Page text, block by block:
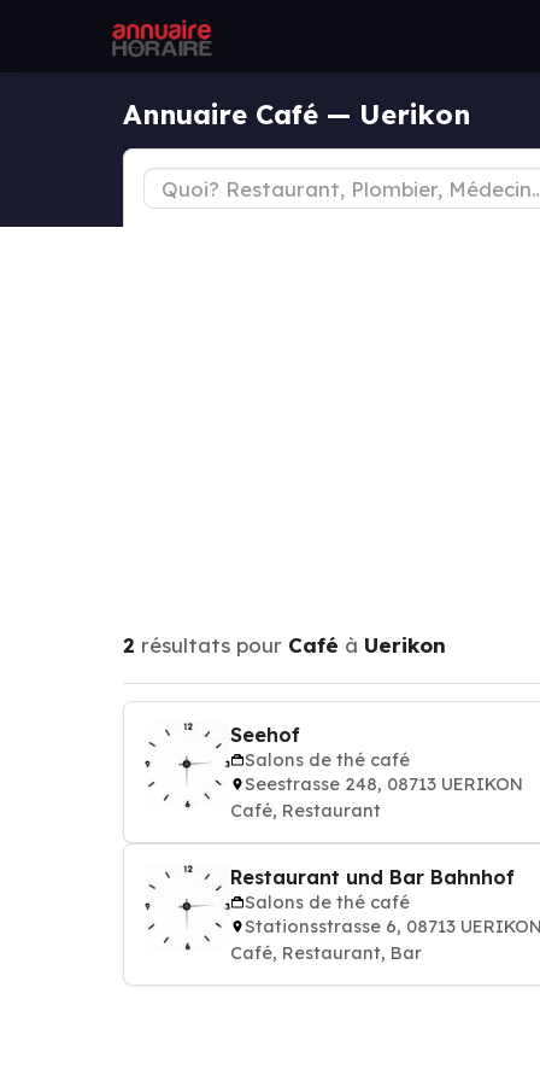
Annuaire Café — Uerikon
2 résultats pour Café à Uerikon
Seehof
Salons de thé café
Seestrasse 248, 08713 UERIKON
Café, Restaurant
Restaurant und Bar Bahnhof
Salons de thé café
Stationsstrasse 6, 08713
Café, Restaurant, Bar